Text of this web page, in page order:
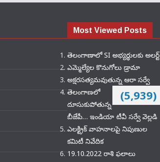
Most Viewed Posts
తెలంగాణాలో SI అభ్యర్థులకు అలర్ట్
ఎమ్మెల్యేల కొనుగోలు డ్రామా
అక్షరసత్యమవుతున్న ఆరా సర్వే
(5,939)
తెలంగాణలో
దూసుకుపోతున్న
బీజేపీ… ఇండియా టీవీ సర్వే వెల్లడి
ఎలక్ట్రిక్‌ వాహనాలపై నిపుణుల
కమిటీ నివేదిక
19.10.2022 రాశి ఫలాలు